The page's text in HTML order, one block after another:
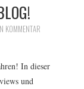
KOMMENTAR
In dieser
und